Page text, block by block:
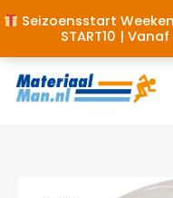
Seizoensstart
START10 |
Ga
naar
de
inhoud